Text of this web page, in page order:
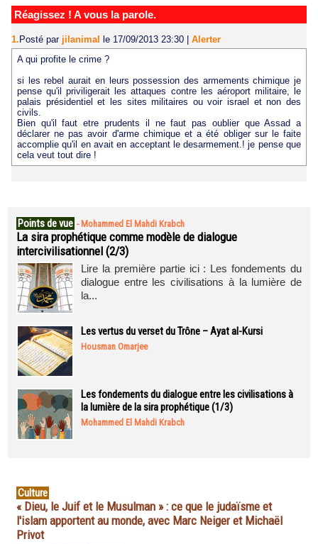
Réagissez ! A vous la parole.
1. Posté par jilanimal le 17/09/2013 23:30
Alerter
A qui profite le crime ?
si les rebel aurait en leurs possession des armements chimique je
pense qu'il priviligerait les attaques contre les aéroport militaire, le
palais présidentiel et les sites militaires ou voir israel et non des
civils.
Bien qu'il faut etre prudents il ne faut pas oublier que Assad a
déclarer ne pas avoir d'arme chimique et a été obliger sur le faite
accomplie qu'il en avait en acceptant le desarmement.! je pense que
cela veut tout dire !
Points de vue - Mohammed El Mahdi Krabch
La sira prophétique comme modèle de dialogue
intercivilisationnel (2/3)
Lire la première partie ici : Les fondements du
dialogue entre les civilisations à la lumière de
la...
Les vertus du verset du Trône – Ayat al-Kursi
Housman Omarjee
Les fondements du dialogue entre les civilisations à
la lumière de la sira prophétique (1/3)
Mohammed El Mahdi Krabch
Culture
« Dieu, le Juif et le Musulman » : ce que le judaïsme et
l'islam apportent au monde, avec Marc Neiger et Michaël
Privot